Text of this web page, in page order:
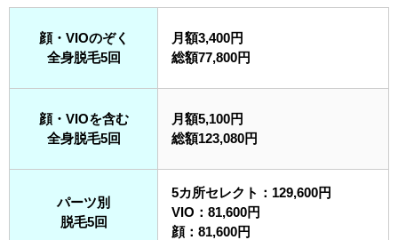
顔・VIOのぞく
全身脱毛5回
月額3,400円
総額77,800円
顔・VIOを含む
全身脱毛5回
月額5,100円
総額123,080円
パーツ別
脱毛5回
5カ所セレクト：129,600円
VIO：81,600円
顔：81,600円